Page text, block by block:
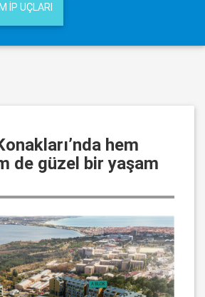
İP UÇLARI
hem
de güzel bir yaşam